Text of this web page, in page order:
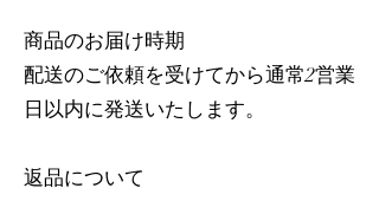
商品のお届け時期
配送のご依頼を受けてから通常2営業
日以内に発送いたします。
返品について